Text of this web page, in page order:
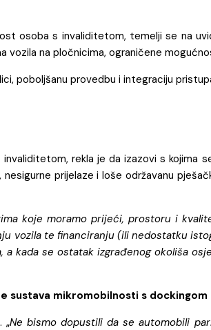
osoba s invaliditetom, temelji se na
vozila na pločnicima, ograničene
poboljšanu provedbu i integraciju
rekla je da izazovi s
prijelaze i loše održavanu
koje moramo prijeći, prostoru i
vozila te financiranju (ili nedostatku
kada se ostatak izgrađenog okoliša
mikromobilnosti s
„Ne bismo dopustili da se automobili